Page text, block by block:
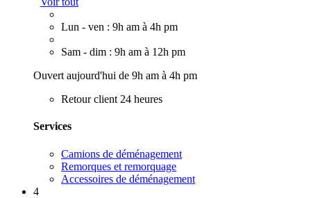
Lun - ven : 9h am à 4h pm
Sam - dim : 9h am à 12h pm
Ouvert aujourd'hui de 9h am à 4h pm
Retour client 24 heures
Services
Camions de déménagement
Remorques et remorquage
Accessoires de déménagement
4